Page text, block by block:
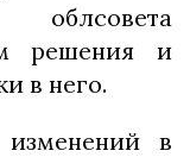
облсовета
решения и
в него.
в